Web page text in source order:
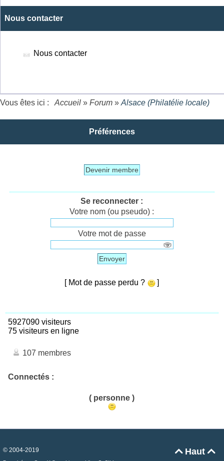
Nous contacter
Nous contacter
Vous êtes ici : Accueil » Forum » Alsace (Philatélie locale)
Préférences
Devenir membre
Se reconnecter :
Votre nom (ou pseudo) :
Votre mot de passe
Envoyer
[ Mot de passe perdu ? ]
5927090 visiteurs
75 visiteurs en ligne
107 membres
Connectés :
( personne )
Haut 
© 2004-2019